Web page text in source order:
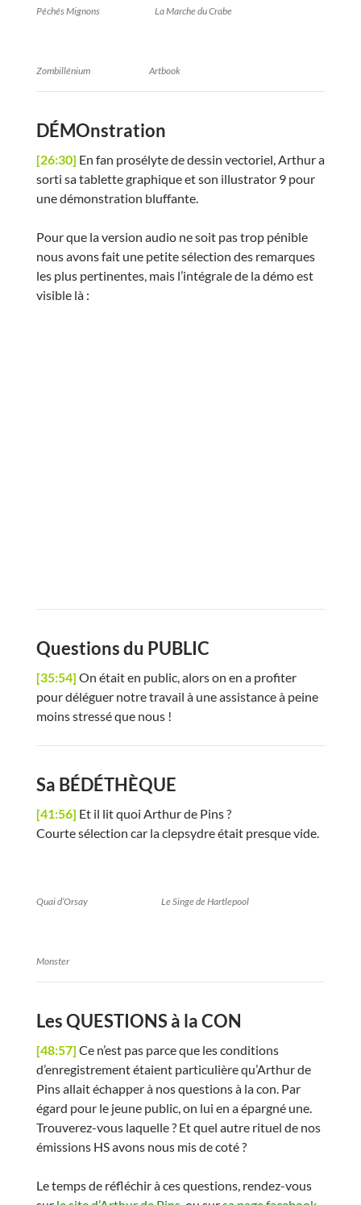
Péchés Mignons La Marche du Crabe
Zombillénium Artbook
DÉMOnstration
[26:30] En fan prosélyte de dessin vectoriel, Arthur a
sorti sa tablette graphique et son illustrator 9 pour
une démonstration bluffante.
Pour que la version audio ne soit pas trop pénible
nous avons fait une petite sélection des remarques
les plus pertinentes, mais l’intégrale de la démo est
visible là :
Questions du PUBLIC
[35:54] On était en public, alors on en a profiter
pour déléguer notre travail à une assistance à peine
moins stressé que nous !
Sa BÉDÉTHÈQUE
[41:56] Et il lit quoi Arthur de Pins ?
Courte sélection car la clepsydre était presque vide.
Quai d’Orsay Le Singe de Hartlepool
Monster
Les QUESTIONS à la CON
[48:57] Ce n’est pas parce que les conditions
d’enregistrement étaient particulière qu’Arthur de
Pins allait échapper à nos questions à la con. Par
égard pour le jeune public, on lui en a épargné une.
Trouverez-vous laquelle ? Et quel autre rituel de nos
émissions HS avons nous mis de coté ?
Le temps de réfléchir à ces questions, rendez-vous